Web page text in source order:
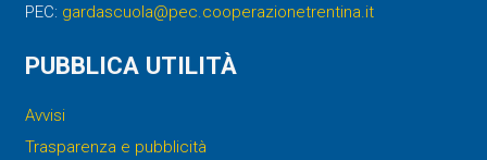
PEC: gardascuola@pec.cooperazionetrentina.it
PUBBLICA UTILITÀ
Avvisi
Trasparenza e pubblicità